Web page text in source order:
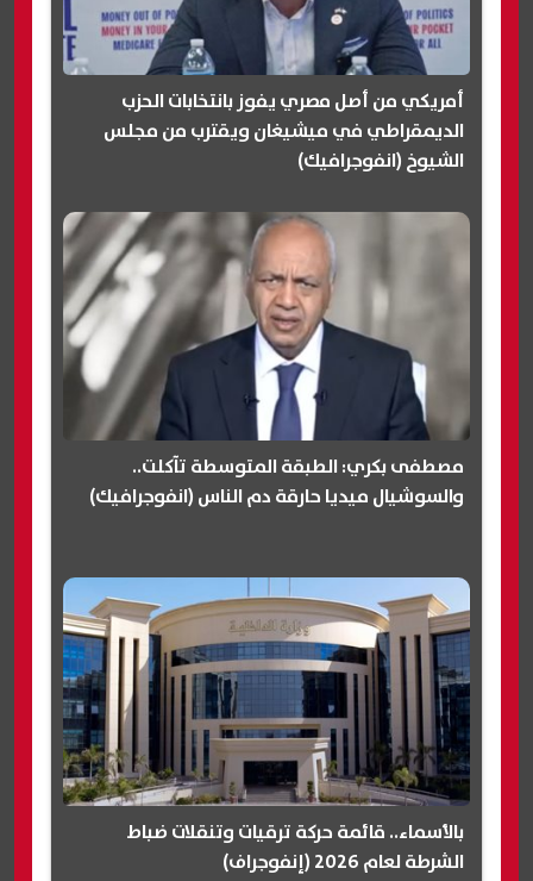
أمريكي من أصل مصري يفوز بانتخابات الحزب
الديمقراطي في ميشيغان ويقترب من مجلس
الشيوخ (انفوجرافيك)
مصطفى بكري: الطبقة المتوسطة تآكلت..
والسوشيال ميديا حارقة دم الناس (انفوجرافيك)
بالأسماء.. قائمة حركة ترقيات وتنقلات ضباط
الشرطة لعام 2026 (إنفوجراف)